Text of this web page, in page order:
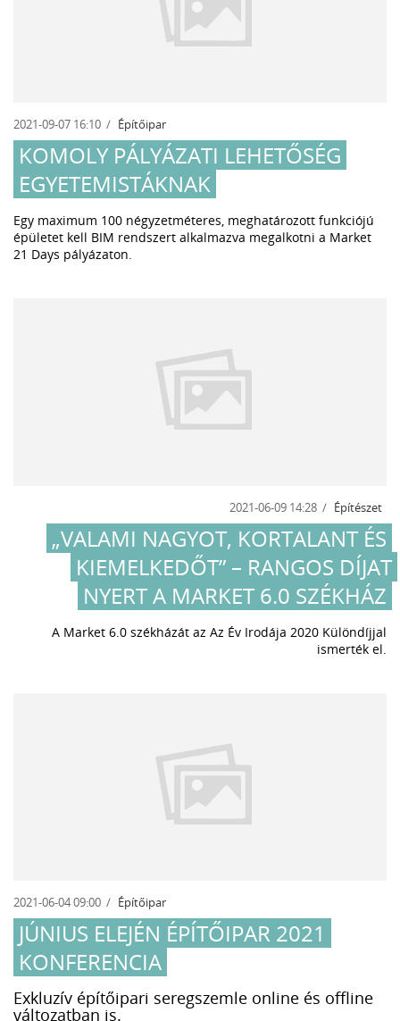
2021-09-07 16:10 Építőipar
KOMOLY PÁLYÁZATI LEHETŐSÉG
EGYETEMISTÁKNAK
Egy maximum 100 négyzetméteres, meghatározott funkciójú
épületet kell BIM rendszert alkalmazva megalkotni a Market
21 Days pályázaton.
2021-06-09 14:28 Építészet
„VALAMI NAGYOT, KORTALANT ÉS
KIEMELKEDŐT” – RANGOS DÍJAT
NYERT A MARKET 6.0 SZÉKHÁZ
A Market 6.0 székházát az Az Év Irodája 2020 Különdíjjal
ismerték el.
2021-06-04 09:00 Építőipar
JÚNIUS ELEJÉN ÉPÍTŐIPAR 2021
KONFERENCIA
Exkluzív építőipari seregszemle online és offline
változatban is.